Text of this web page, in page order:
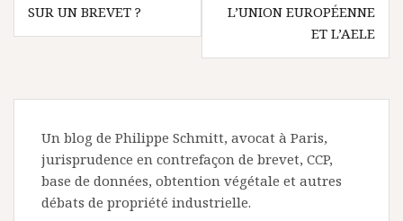
SUR UN BREVET ?
L’UNION EUROPÉENNE
ET L’AELE
Un blog de Philippe Schmitt, avocat à Paris,
jurisprudence en contrefaçon de brevet, CCP,
base de données, obtention végétale et autres
débats de propriété industrielle.